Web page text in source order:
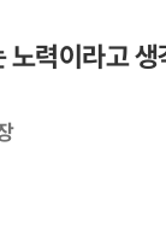
력이라고